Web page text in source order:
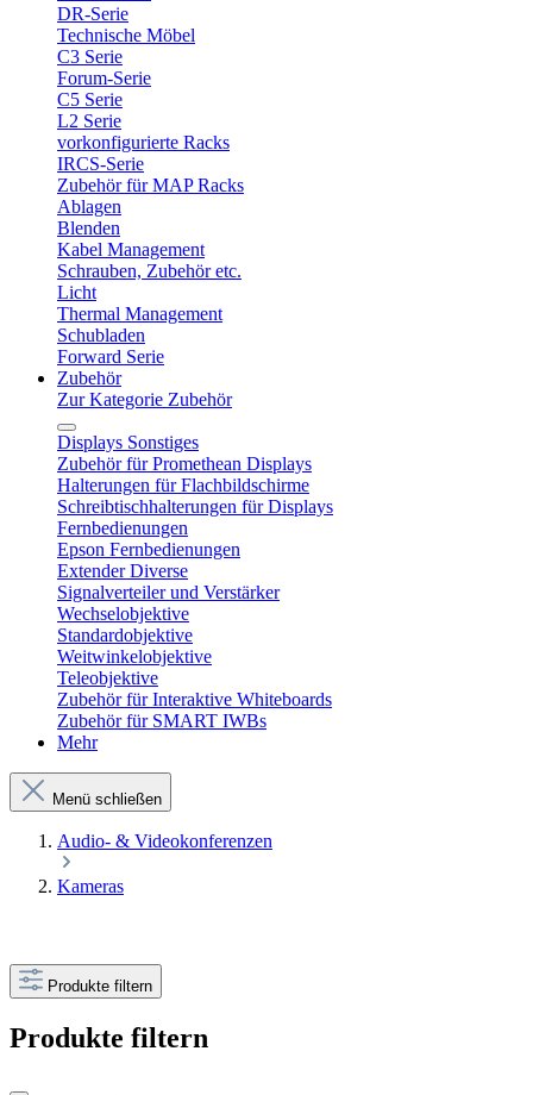
DR-Serie
Technische Möbel
C3 Serie
Forum-Serie
C5 Serie
L2 Serie
vorkonfigurierte Racks
IRCS-Serie
Zubehör für MAP Racks
Ablagen
Blenden
Kabel Management
Schrauben, Zubehör etc.
Licht
Thermal Management
Schubladen
Forward Serie
Zubehör
Zur Kategorie Zubehör
Displays Sonstiges
Zubehör für Promethean Displays
Halterungen für Flachbildschirme
Schreibtischhalterungen für Displays
Fernbedienungen
Epson Fernbedienungen
Extender Diverse
Signalverteiler und Verstärker
Wechselobjektive
Standardobjektive
Weitwinkelobjektive
Teleobjektive
Zubehör für Interaktive Whiteboards
Zubehör für SMART IWBs
Mehr
Menü schließen
Audio- & Videokonferenzen
Kameras
Produkte filtern
Produkte filtern